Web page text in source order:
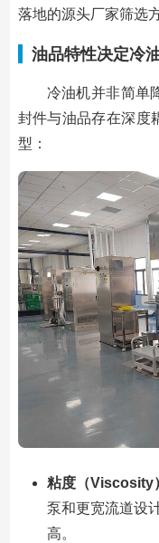
落地的源头厂家筛选
油品特性决定冷
冷油机并非简单
封件与油品存在深度
型：
粘度（Viscosity
泵和更宽流道设
高。